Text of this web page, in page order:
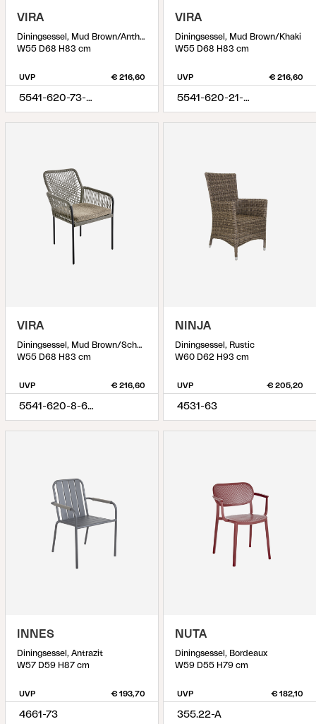
VIRA
Diningsessel, Mud Brown/Anthracite
W55 D68 H83 cm
UVP € 216,60
5541-620-73-620
VIRA
Diningsessel, Mud Brown/Khaki
W55 D68 H83 cm
UVP € 216,60
5541-620-21-620
VIRA
Diningsessel, Mud Brown/Schwarz
W55 D68 H83 cm
UVP € 216,60
5541-620-8-620
NINJA
Diningsessel, Rustic
W60 D62 H93 cm
UVP € 205,20
4531-63
INNES
Diningsessel, Antrazit
W57 D59 H87 cm
UVP € 193,70
4661-73
NUTA
Diningsessel, Bordeaux
W59 D55 H79 cm
UVP € 182,10
355.22-A